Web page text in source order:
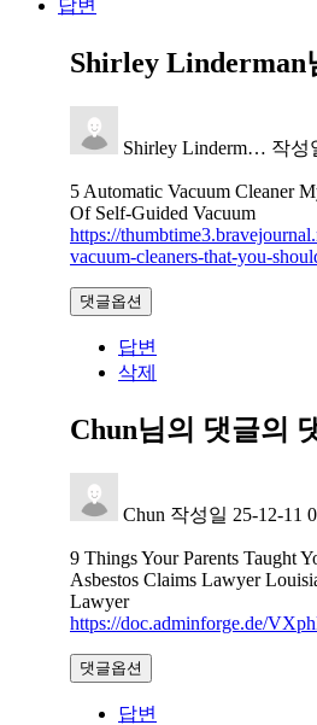
답변
Shirley Linderman
Shirley Linderm… 작성
5 Automatic Vacuum Cleaner
Of Self-Guided Vacuum
https://
vacuum-cleaners-that-you-
댓글옵션
답변
삭제
Chun님의 댓글의
Chun 작성일 25-12-11
9 Things Your Parents Taught
Asbestos Claims Lawyer
Lawyer
https://doc.adminforge.de/
댓글옵션
답변